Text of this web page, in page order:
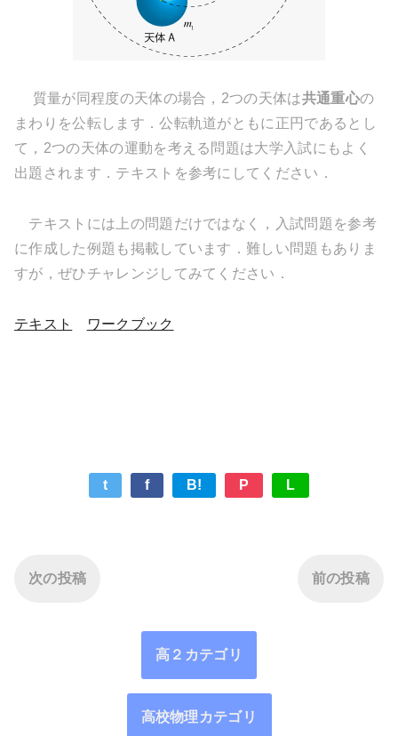
質量が同程度の天体の場合，2つの天体は共通重心の
まわりを公転します．公転軌道がともに正円であるとし
て，2つの天体の運動を考える問題は大学入試にもよく
出題されます．テキストを参考にしてください．
テキストには上の問題だけではなく，入試問題を参考
に作成した例題も掲載しています．難しい問題もありま
すが，ぜひチャレンジしてみてください．
テキスト ワークブック
t f B! P L
次の投稿 前の投稿
高２カテゴリ
高校物理カテゴリ